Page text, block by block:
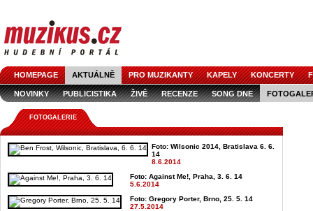
HOMEPAGE AKTUÁLNĚ PRO MUZIKANTY KAPELY KONCERTY
NOVINKY PUBLICISTIKA ŽIVĚ RECENZE SONG DNE
FOTOGALERIE
Foto: Wilsonic 2014, Bratislava 6. 6.
14
8.6.2014
Foto: Against Me!, Praha, 3. 6. 14
5.6.2014
Foto: Gregory Porter, Brno, 25. 5. 14
27.5.2014